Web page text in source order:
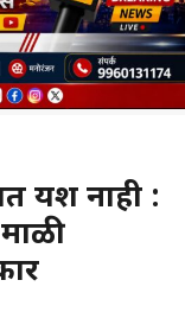
यश नाही :